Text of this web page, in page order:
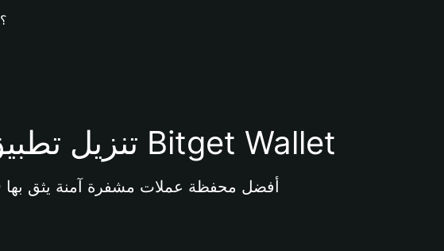
ما هي قيمة عملة cutk؟
تنزيل تطبيق محفظة Bitget Wallet
أفضل محفظة عملات مشفرة آمنة يثق بها 40 مليون مستخدم